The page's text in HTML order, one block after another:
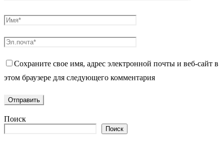
Сохраните свое имя, адрес электронной почты и веб-сайт в
этом браузере для следующего комментария
Поиск
Поиск